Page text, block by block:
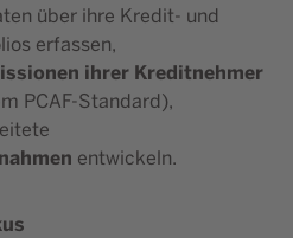
über ihre Kredit- und
erfassen,
ihrer Kreditnehmer
PCAF-Standard),
entwickeln.